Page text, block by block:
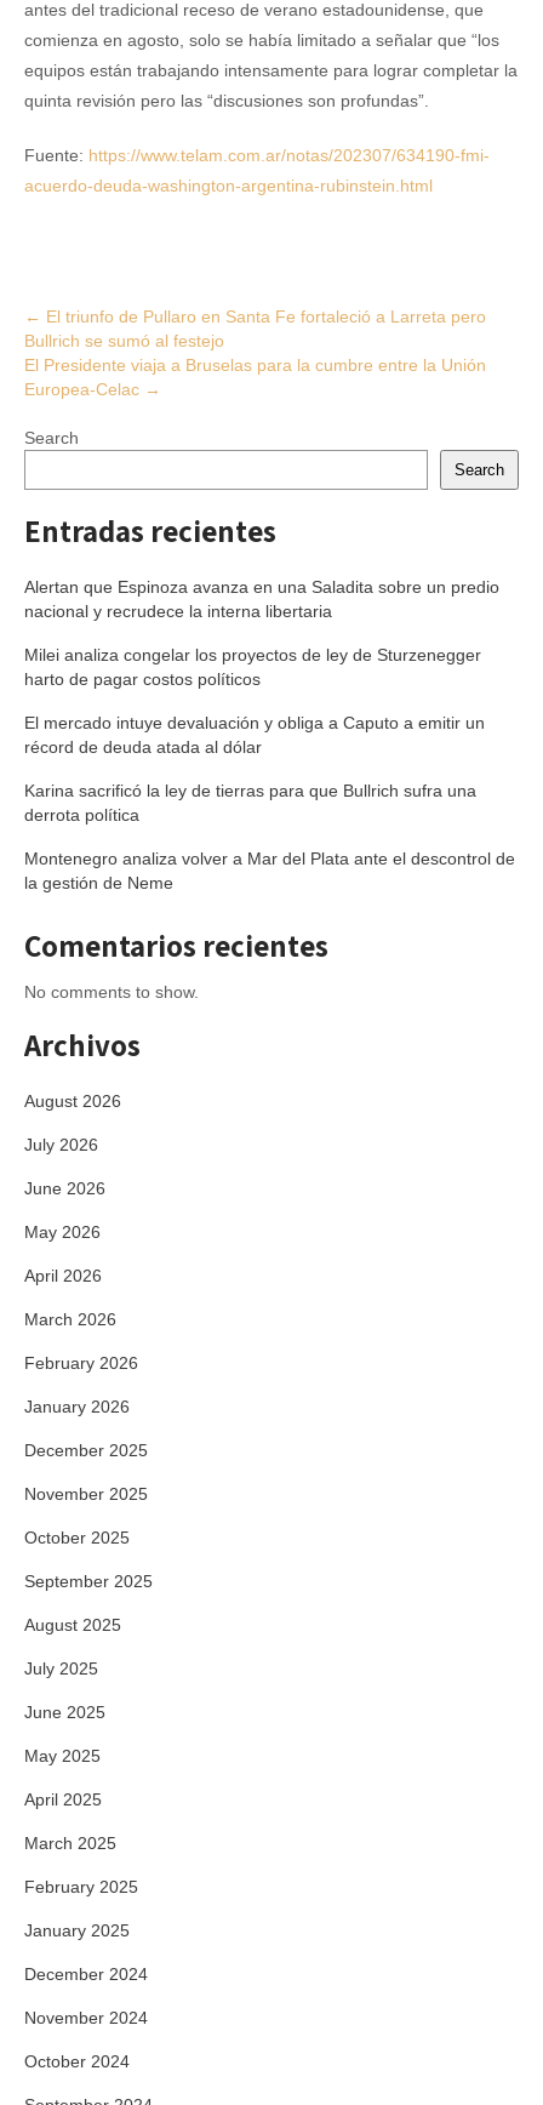
antes del tradicional receso de verano estadounidense, que
comienza en agosto, solo se había limitado a señalar que “los
equipos están trabajando intensamente para lograr completar la
quinta revisión pero las “discusiones son profundas”.
Fuente: https://www.telam.com.ar/notas/202307/634190-fmi-
acuerdo-deuda-washington-argentina-rubinstein.html
Post
navigation
← El triunfo de Pullaro en Santa Fe fortaleció a Larreta pero
Bullrich se sumó al festejo
El Presidente viaja a Bruselas para la cumbre entre la Unión
Europea-Celac →
Search
Search
Entradas recientes
Alertan que Espinoza avanza en una Saladita sobre un predio
nacional y recrudece la interna libertaria
Milei analiza congelar los proyectos de ley de Sturzenegger
harto de pagar costos políticos
El mercado intuye devaluación y obliga a Caputo a emitir un
récord de deuda atada al dólar
Karina sacrificó la ley de tierras para que Bullrich sufra una
derrota política
Montenegro analiza volver a Mar del Plata ante el descontrol de
la gestión de Neme
Comentarios recientes
No comments to show.
Archivos
August 2026
July 2026
June 2026
May 2026
April 2026
March 2026
February 2026
January 2026
December 2025
November 2025
October 2025
September 2025
August 2025
July 2025
June 2025
May 2025
April 2025
March 2025
February 2025
January 2025
December 2024
November 2024
October 2024